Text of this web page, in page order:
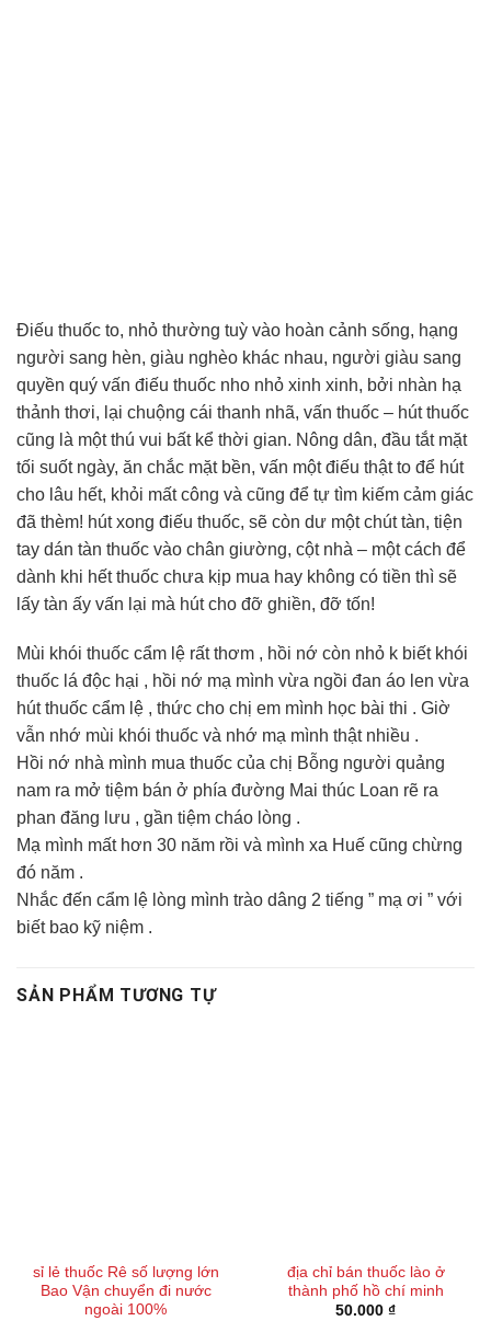
Điếu thuốc to, nhỏ thường tuỳ vào hoàn cảnh sống, hạng
người sang hèn, giàu nghèo khác nhau, người giàu sang
quyền quý vấn điếu thuốc nho nhỏ xinh xinh, bởi nhàn hạ
thảnh thơi, lại chuộng cái thanh nhã, vấn thuốc – hút thuốc
cũng là một thú vui bất kể thời gian. Nông dân, đầu tắt mặt
tối suốt ngày, ăn chắc mặt bền, vấn một điếu thật to để hút
cho lâu hết, khỏi mất công và cũng để tự tìm kiếm cảm giác
đã thèm! hút xong điếu thuốc, sẽ còn dư một chút tàn, tiện
tay dán tàn thuốc vào chân giường, cột nhà – một cách để
dành khi hết thuốc chưa kịp mua hay không có tiền thì sẽ
lấy tàn ấy vấn lại mà hút cho đỡ ghiền, đỡ tốn!
Mùi khói thuốc cẩm lệ rất thơm , hồi nớ còn nhỏ k biết khói
thuốc lá độc hại , hồi nớ mạ mình vừa ngồi đan áo len vừa
hút thuốc cẩm lệ , thức cho chị em mình học bài thi . Giờ
vẫn nhớ mùi khói thuốc và nhớ mạ mình thật nhiều .
Hồi nớ nhà mình mua thuốc của chị Bỗng người quảng
nam ra mở tiệm bán ở phía đường Mai thúc Loan rẽ ra
phan đăng lưu , gần tiệm cháo lòng .
Mạ mình mất hơn 30 năm rồi và mình xa Huế cũng chừng
đó năm .
Nhắc đến cẩm lệ lòng mình trào dâng 2 tiếng ” mạ ơi ” với
biết bao kỹ niệm .
SẢN PHẨM TƯƠNG TỰ
sỉ lẻ thuốc Rê số lượng lớn
Bao Vận chuyển đi nước
ngoài 100%
địa chỉ bán thuốc lào ở
thành phố hồ chí minh
50.000 ₫